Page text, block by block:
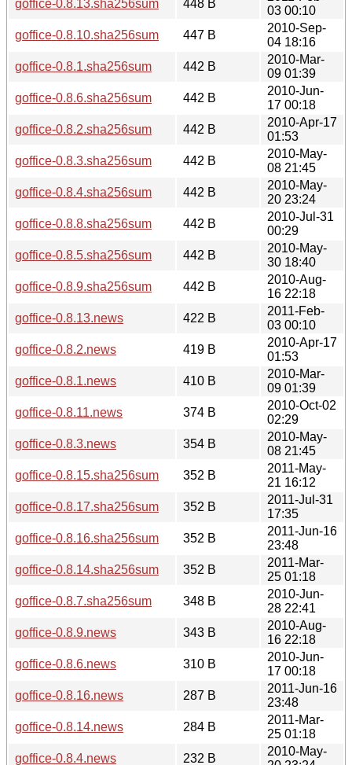
goffice-0.8.13.sha256sum
448 B
03 00:10
goffice-0.8.10.sha256sum
447 B
2010-Sep-
04 18:16
goffice-0.8.1.sha256sum
442 B
2010-Mar-
09 01:39
goffice-0.8.6.sha256sum
442 B
2010-Jun-
17 00:18
goffice-0.8.2.sha256sum
442 B
2010-Apr-17
01:53
goffice-0.8.3.sha256sum
442 B
2010-May-
08 21:45
goffice-0.8.4.sha256sum
442 B
2010-May-
20 23:24
goffice-0.8.8.sha256sum
442 B
2010-Jul-31
00:29
goffice-0.8.5.sha256sum
442 B
2010-May-
30 18:40
goffice-0.8.9.sha256sum
442 B
2010-Aug-
16 22:18
goffice-0.8.13.news
422 B
2011-Feb-
03 00:10
goffice-0.8.2.news
419 B
2010-Apr-17
01:53
goffice-0.8.1.news
410 B
2010-Mar-
09 01:39
goffice-0.8.11.news
374 B
2010-Oct-02
02:29
goffice-0.8.3.news
354 B
2010-May-
08 21:45
goffice-0.8.15.sha256sum
352 B
2011-May-
21 16:12
goffice-0.8.17.sha256sum
352 B
2011-Jul-31
17:35
goffice-0.8.16.sha256sum
352 B
2011-Jun-16
23:48
goffice-0.8.14.sha256sum
352 B
2011-Mar-
25 01:18
goffice-0.8.7.sha256sum
348 B
2010-Jun-
28 22:41
goffice-0.8.9.news
343 B
2010-Aug-
16 22:18
goffice-0.8.6.news
310 B
2010-Jun-
17 00:18
goffice-0.8.16.news
287 B
2011-Jun-16
23:48
goffice-0.8.14.news
284 B
2011-Mar-
25 01:18
goffice-0.8.4.news
232 B
2010-May-